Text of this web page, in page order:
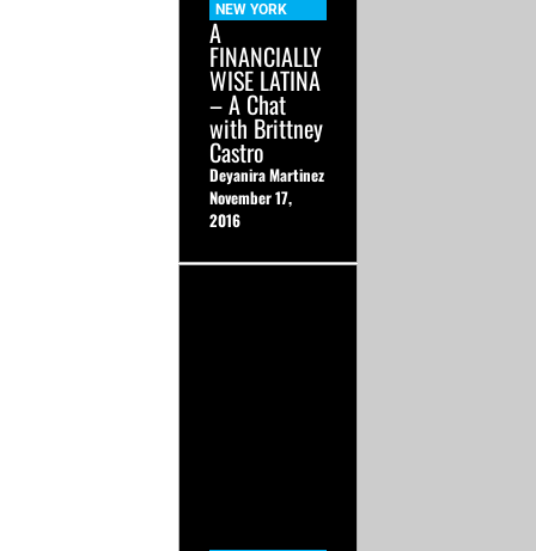
NEW YORK
A
FINANCIALLY
WISE LATINA
– A Chat
with Brittney
Castro
Deyanira Martinez
November 17,
2016